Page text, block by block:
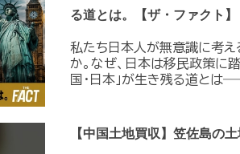
る道とは。【ザ・ファクト】
私たち日本人が無意識に考え
か。なぜ、日本は移民政策に
国・日本」が生き残る道とは
【中国土地買収】笠佐島の